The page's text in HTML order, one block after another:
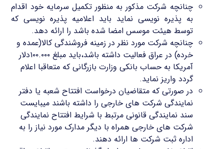
چنانچه شرکت مذکور به منظور تکمیل سرمایه خود اقدام
به پذیره نویسی نماید باید اعلامیه پذیره نویسی که
توسط هیئت موسس امضا شده باشد را ارائه دهد.
چنانچه شرکت مورد نظر در زمینه فروشندگی کالا(عمده و
خرده) در عراق فعالیت داشته باشد،باید مبلغ ۱۰۰.۰۰۰دلار
آمریکا به حساب بانکی وزارت بازرگانی که متعاقبا اعلام
گردد واریز نماید.
در صورتی که متقاضیان درخواست افتتاح شعبه یا دفتر
نمایندگی شرکت های خارجی را داشته باشند میبایست
سند نمایندگی قانونی مرتبط با شرایط افتتاح نمایندگی
شرکت های خارجی همراه با دیگر مدارک مورد نیاز را به
اداره ثبت شرکت ها ارائه دهند.